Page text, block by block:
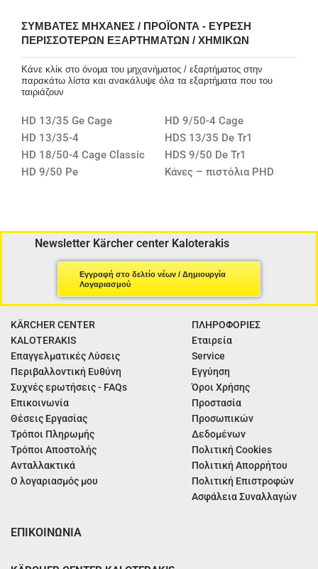
ΣΥΜΒΑΤΈΣ ΜΗΧΑΝΈΣ / ΠΡΟΪΌΝΤΑ - ΕΎΡΕΣΗ
ΠΕΡΙΣΣΌΤΕΡΩΝ ΕΞΑΡΤΗΜΆΤΩΝ / ΧΗΜΙΚΏΝ
Κάνε κλίκ στο όνομα του μηχανήματος / εξαρτήματος στην
παρακάτω λίστα και ανακάλυψε όλα τα εξαρτήματα που του
ταιριάζουν
HD 13/35 Ge Cage
HD 13/35-4
HD 18/50-4 Cage Classic
HD 9/50 Pe
HD 9/50-4 Cage
HDS 13/35 De Tr1
HDS 9/50 De Tr1
Κάνες – πιστόλια PHD
Newsletter Kärcher center Kaloterakis
Εγγραφή στο δελτίο νέων / Δημιουργία
Λογαριασμού
KÄRCHER CENTER
KALOTERAKIS
Επαγγελματικές Λύσεις
Περιβαλλοντική Ευθύνη
Συχνές ερωτήσεις - FAQs
Επικοινωνία
Θέσεις Εργασίας
Τρόποι Πληρωμής
Τρόποι Αποστολής
Ανταλλακτικά
Ο λογαριασμός μου
ΠΛΗΡΟΦΟΡΙΕΣ
Εταιρεία
Service
Εγγύηση
Όροι Χρήσης
Προστασία
Προσωπικών
Δεδομένων
Πολιτική Cookies
Πολιτική Απορρήτου
Πολιτική Επιστροφών
Ασφάλεια Συναλλαγών
ΕΠΙΚΟΙΝΩΝΙΑ